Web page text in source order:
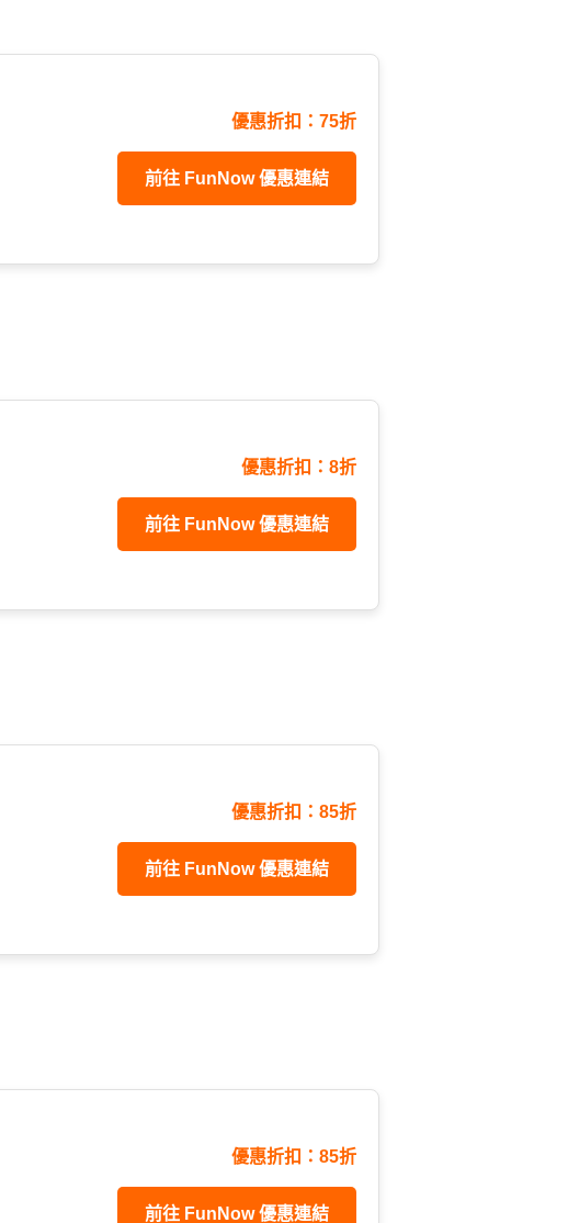
優惠折扣：75折
前往 FunNow 優惠連結
優惠折扣：8折
前往 FunNow 優惠連結
優惠折扣：85折
前往 FunNow 優惠連結
優惠折扣：85折
前往 FunNow 優惠連結